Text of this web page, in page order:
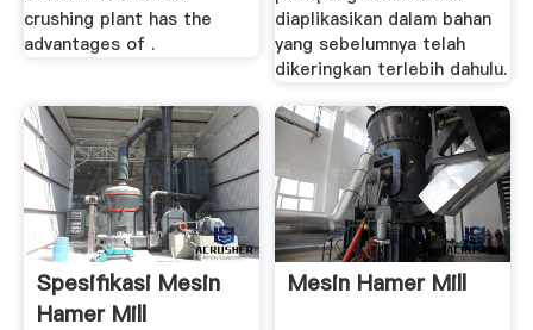
crushing plant has the
advantages of .
diaplikasikan dalam bahan
yang sebelumnya telah
dikeringkan terlebih dahulu.
Spesifikasi Mesin
Hamer Mill
Mesin Hamer Mill